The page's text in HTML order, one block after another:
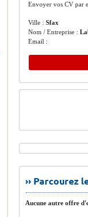
Envoyer vos CV par
Ville :Sfax
Nom / Entreprise :
Email :
››
Aucune autre offre